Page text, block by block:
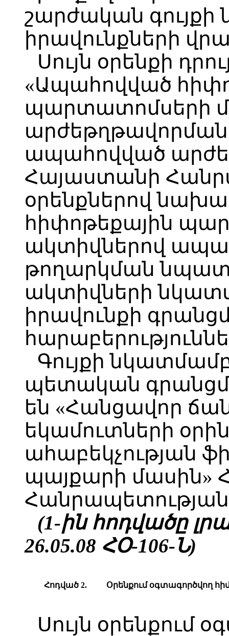
շարժական
իրավունքների
Սույն օրենքի
«Ապահովված
պարտատոմսերի
ապահովված
Հայաստանի
օրենքներով
հիփոթեքային
ակտիվներով
թողարկման
ակտիվների
իրավունքի
Գույքի
պետական
են «Հանցավոր
եկամուտների
ահաբեկչության
պայքարի մասին»
Հանրապետության
(1-ին հոդվածը
26.05.08 ՀՕ-106-Ն)
Հոդված 2. Օրենքում օգտագործվող
Սույն օրենքում